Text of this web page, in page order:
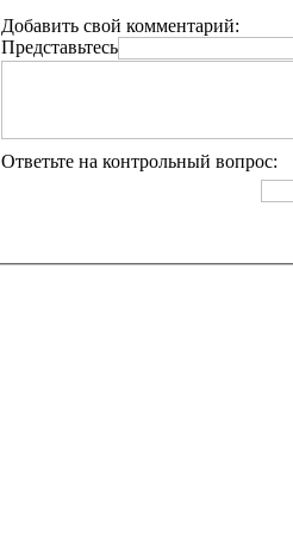
Добавить свой комментарий:
Представьтесь
Ответьте на контрольный вопрос: